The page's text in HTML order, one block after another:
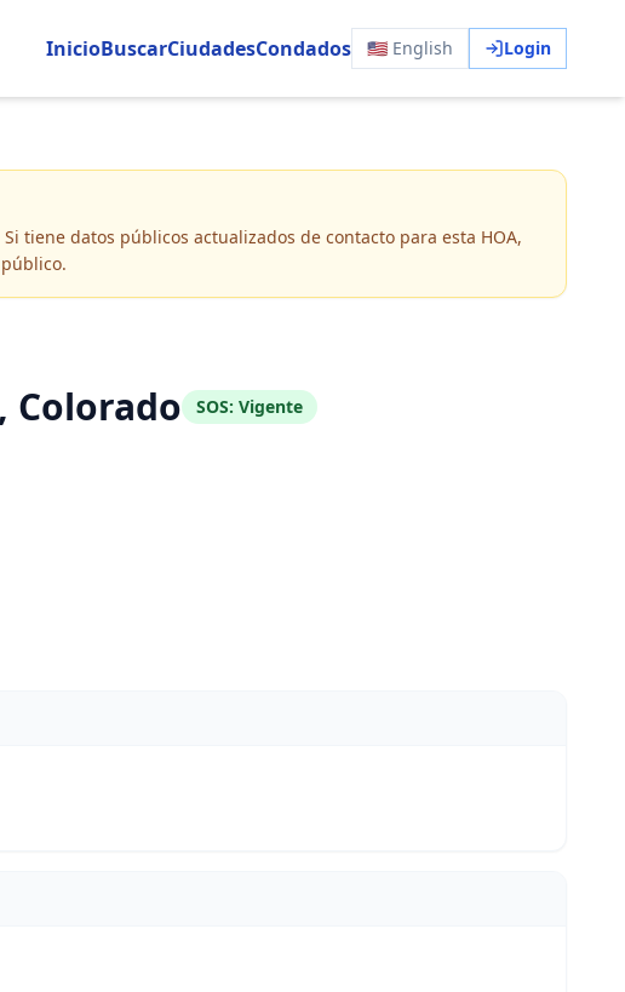
InicioBuscarCiudadesCondados 🇺🇸 English Login
Si tiene datos públicos actualizados de contacto para esta HOA,
Colorado SOS: Vigente